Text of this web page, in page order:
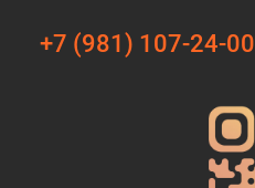
+7 (981) 107-24-00